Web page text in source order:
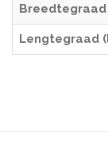
Lengtegraad